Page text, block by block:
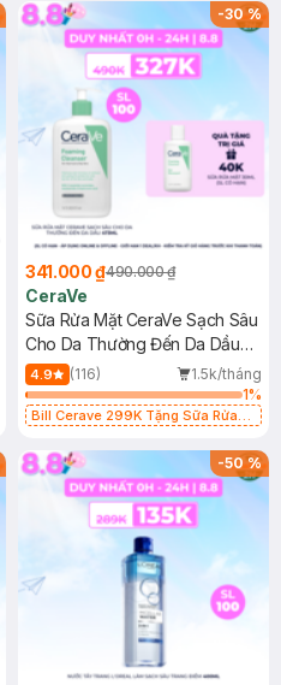
-30%
341.000 ₫490.000 ₫
CeraVe
Sữa Rửa Mặt CeraVe Sạch Sâu
Cho Da Thường Đến Da Dầu
473ml
4.9 (116)
1.5k/tháng
1%
Bill Cerave 299K Tặng Sữa Rửa
-50%